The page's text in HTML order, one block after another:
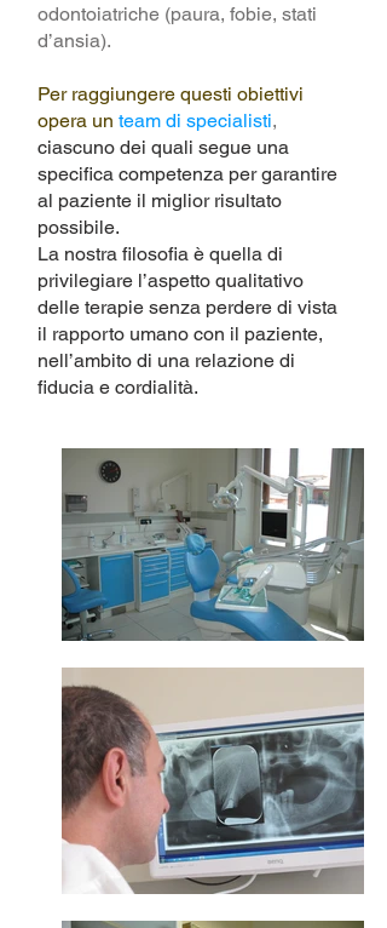
odontoiatriche (paura, fobie, stati
d’ansia).
Per raggiungere questi obiettivi
opera un team di specialisti,
ciascuno dei quali segue una
specifica competenza per garantire
al paziente il miglior risultato
possibile.
La nostra filosofia è quella di
privilegiare l’aspetto qualitativo
delle terapie senza perdere di vista
il rapporto umano con il paziente,
nell’ambito di una relazione di
fiducia e cordialità.